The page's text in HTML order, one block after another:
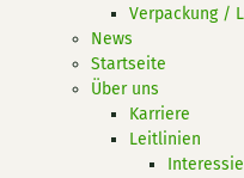
Verpackung /
News
Startseite
Über uns
Karriere
Leitlinien